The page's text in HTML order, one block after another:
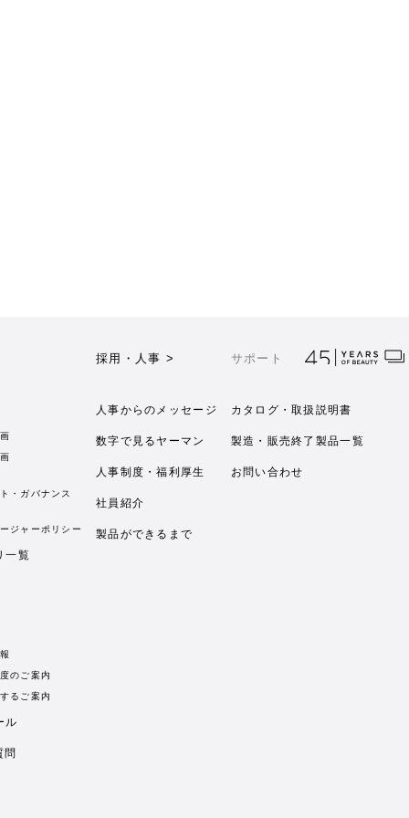
・ガバナンス
ジャーポリシー
一覧
のご案内
るご案内
ル
問
採用・人事 >
人事からのメッセージ
数字で見るヤーマン
人事制度・福利厚生
社員紹介
製品ができるまで
サポート
カタログ・取扱説明書
製造・販売終了製品一覧
お問い合わせ